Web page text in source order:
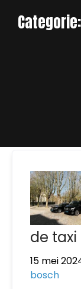
Categorie:
de taxi
15 mei
bosch